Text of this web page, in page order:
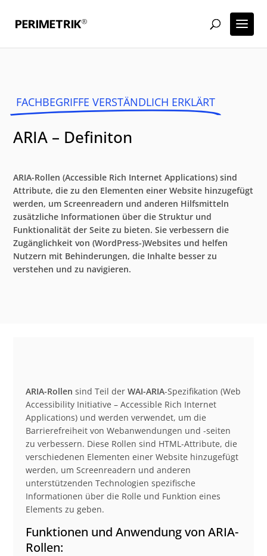
FACHBEGRIFFE VERSTÄNDLICH ERKLÄRT
ARIA – Definiton
ARIA-Rollen (Accessible Rich Internet Applications) sind
Attribute, die zu den Elementen einer Website hinzugefügt
werden, um Screenreadern und anderen Hilfsmitteln
zusätzliche Informationen über die Struktur und
Funktionalität der Seite zu bieten. Sie verbessern die
Zugänglichkeit von (WordPress-)Websites und helfen
Nutzern mit Behinderungen, die Inhalte besser zu
verstehen und zu navigieren.
ARIA-Rollen sind Teil der WAI-ARIA-Spezifikation (Web
Accessibility Initiative – Accessible Rich Internet
Applications) und werden verwendet, um die
Barrierefreiheit von Webanwendungen und -seiten
zu verbessern. Diese Rollen sind HTML-Attribute, die
verschiedenen Elementen einer Website hinzugefügt
werden, um Screenreadern und anderen
unterstützenden Technologien spezifische
Informationen über die Rolle und Funktion eines
Elements zu geben.
Funktionen und Anwendung von ARIA-
Rollen: